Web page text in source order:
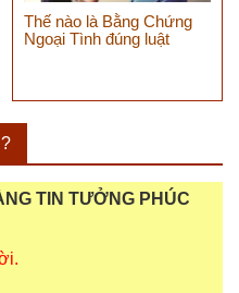
Thế nào là Bằng Chứng
Ngoại Tình đúng luật
TIN TƯỞNG PHÚC